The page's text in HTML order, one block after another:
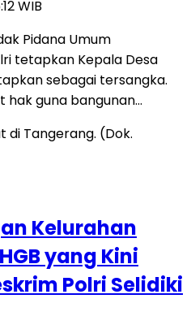
WIB
Pidana Umum
tetapkan Kepala Desa
sebagai tersangka.
hak guna bangunan…
Kelurahan
yang Kini
Polri Selidiki